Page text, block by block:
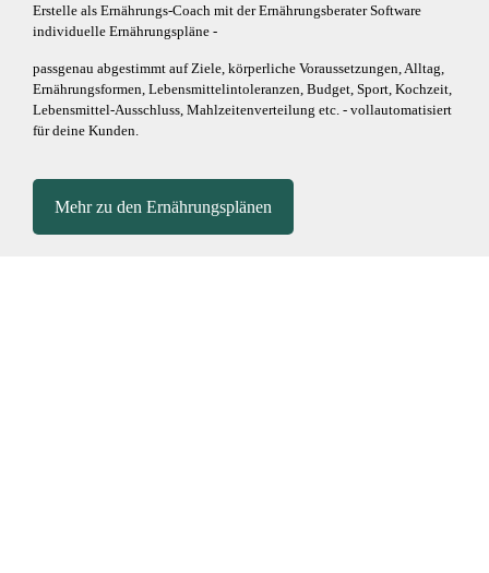
Erstelle als Ernährungs-Coach mit der Ernährungsberater Software
individuelle Ernährungspläne -
passgenau abgestimmt auf Ziele, körperliche Voraussetzungen, Alltag,
Ernährungsformen, Lebensmittelintoleranzen, Budget, Sport, Kochzeit,
Lebensmittel-Ausschluss, Mahlzeitenverteilung etc. - vollautomatisiert
für deine Kunden.
Mehr zu den Ernährungsplänen